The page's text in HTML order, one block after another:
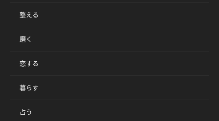
整える
磨く
恋する
暮らす
占う